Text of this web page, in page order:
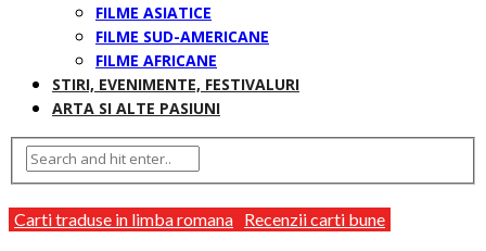
FILME ASIATICE
FILME SUD-AMERICANE
FILME AFRICANE
STIRI, EVENIMENTE, FESTIVALURI
ARTA SI ALTE PASIUNI
Carti traduse in limba romana Recenzii carti bune